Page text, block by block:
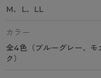
M、L、LL
カラー
全4色（ブルーグレー、モ
ク）